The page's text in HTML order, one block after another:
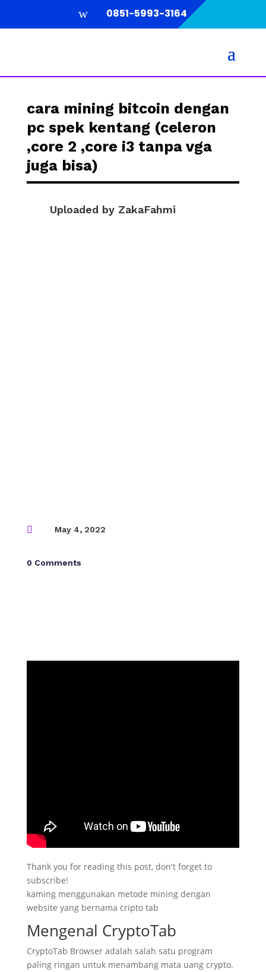
w 0851-5993-3164
cara mining bitcoin dengan
pc spek kentang (celeron
,core 2 ,core i3 tanpa vga
juga bisa)
Uploaded by ZakaFahmi
 May 4, 2022
0 Comments
Thank you for reading this post, don't forget to
subscribe!
kaming menggunakan metode mining dengan
website yang bernama cripto tab
Mengenal CryptoTab
CryptoTab Browser adalah salah satu program
paling ringan untuk menambang mata uang crypto.